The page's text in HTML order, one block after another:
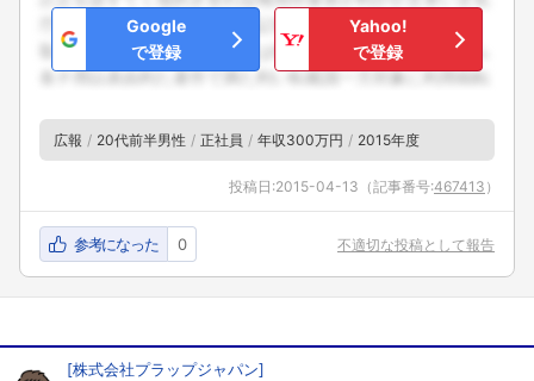
Google
で登録
Yahoo!
で登録
広報 20代前半男性 正社員 年収300万円 2015年度
投稿日:2015-04-13 （記事番号:467413 ）
参考になった 0 不適切な投稿として報告
[株式会社プラップジャパン]